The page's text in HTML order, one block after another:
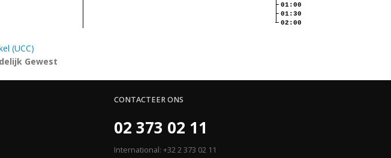
01:00
01:30
02:00
(UCC)
Gewest
CONTACTEER ONS
02 373 02 11
International: +32 2 373 02 11